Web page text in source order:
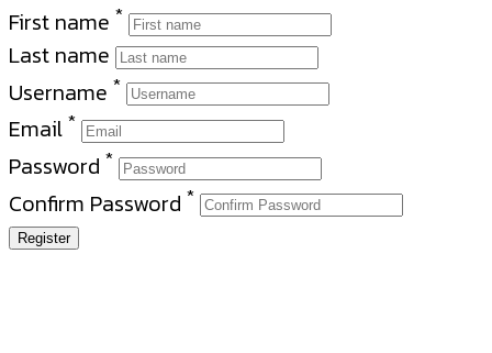
First name *
Last name
Username *
Email *
Password *
Confirm Password *
Register